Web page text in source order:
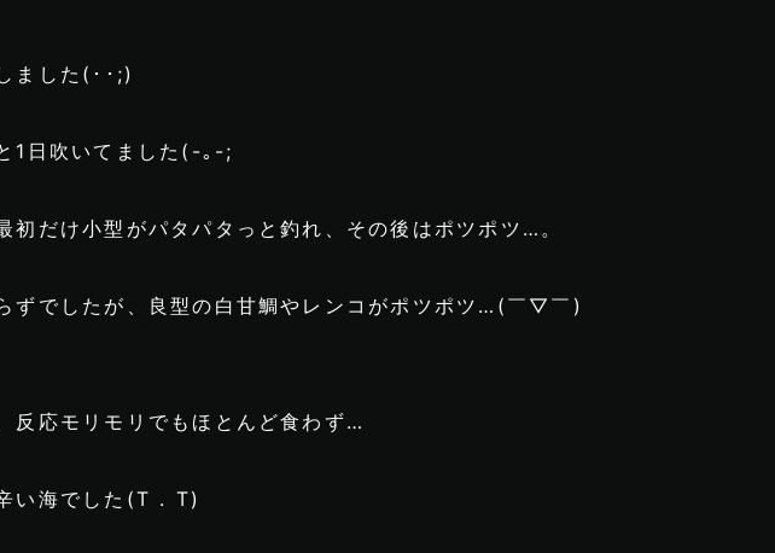
ました(･･;)
1日吹いてました(-｡-;
初だけ小型がパタパタっと釣れ、その後はポツポツ…。
ずでしたが、良型の白甘鯛やレンコがポツポツ…(￣▽￣)
反応モリモリでもほとんど食わず…
い海でした(T . T)